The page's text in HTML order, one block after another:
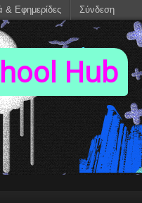
Hub
& Εφημερίδες Σύνδεση